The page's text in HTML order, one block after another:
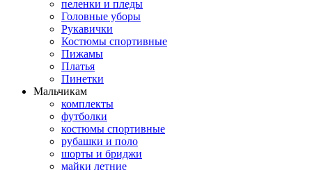
пеленки и пледы
Головные уборы
Рукавички
Костюмы спортивные
Пижамы
Платья
Пинетки
Мальчикам
комплекты
футболки
костюмы спортивные
рубашки и поло
шорты и бриджи
майки летние